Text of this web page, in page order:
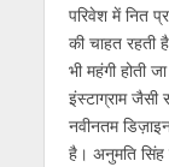
परिवेश में नित
की चाहत रहती
भी महंगी होती
इंस्टाग्राम जैसी
नवीनतम
है। अनुमति सिंह